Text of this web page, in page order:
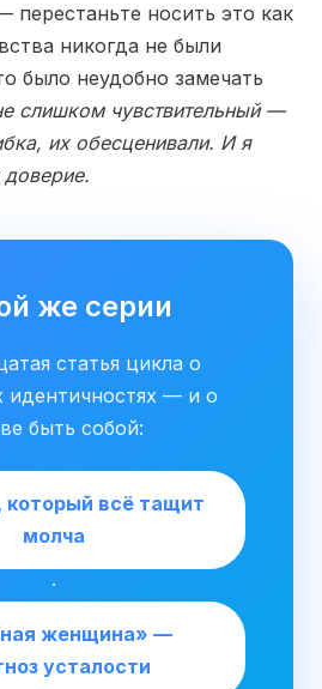
перестаньте носить это как
никогда не были
было неудобно замечать
слишком чувствительный —
их обесценивали. И я
же серии
статья цикла о
идентичностях — и о
быть собой:
всё тащит
молча
·
женщина» —
усталости